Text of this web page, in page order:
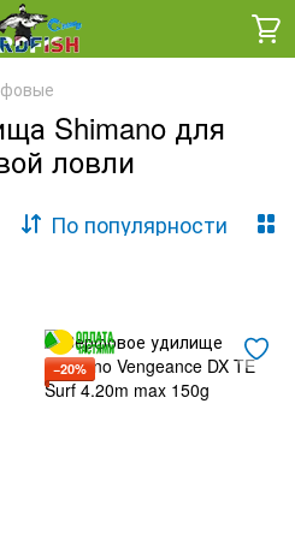
Shimano для
ловли
По популярности
−20%